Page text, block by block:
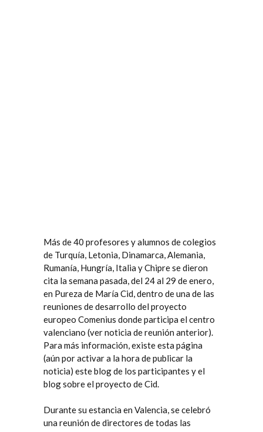
Más de 40 profesores y alumnos de colegios
de Turquía, Letonia, Dinamarca, Alemania,
Rumanía, Hungría, Italia y Chipre se dieron
cita la semana pasada, del 24 al 29 de enero,
en Pureza de María Cid, dentro de una de las
reuniones de desarrollo del proyecto
europeo Comenius donde participa el centro
valenciano (ver noticia de reunión anterior).
Para más información, existeesta página
(aún por activar a la hora de publicar la
noticia) este blogde los participantes y el
blogsobre el proyecto de Cid.
Durante su estancia en Valencia, se celebró
una reunión de directores de todas las